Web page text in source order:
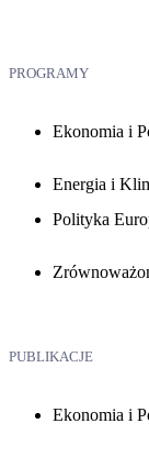
PROGRAMY
Ekonomia i
Energia i
Polityka
PUBLIKACJE
Ekonomia i